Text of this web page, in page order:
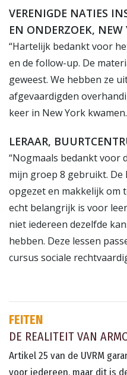
VERENIGDE NATIES
EN ONDERZOEK, NEW
“Hartelijk bedankt voor
en de follow-up. De
geweest. We hebben ze
afgevaardigden
keer in New York
LERAAR,
“Nogmaals bedankt voor
mijn groep 8 gebruikt. De
opgezet en makkelijk om
echt belangrijk is voor
niet iedereen dezelfde
hebben. Deze lessen
cursus sociale
FEITEN
DE REALITEIT VAN
Artikel 25 van de UVRM